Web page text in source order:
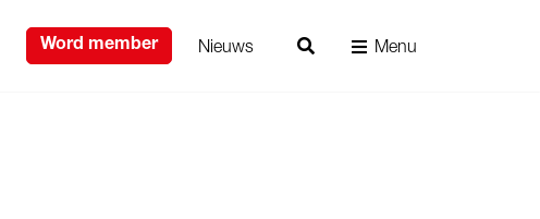
Word member Nieuws Menu